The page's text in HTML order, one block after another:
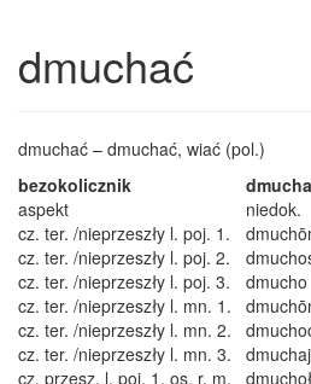
dmuchać
dmuchać – dmuchać, wiać (pol.)
bezokolicznik
aspekt
niedok.
cz. ter. /nieprzeszły l. poj. 1.
cz. ter. /nieprzeszły l. poj. 2.
cz. ter. /nieprzeszły l. poj. 3.
dmucho
cz. ter. /nieprzeszły l. mn. 1.
cz. ter. /nieprzeszły l. mn. 2.
cz. ter. /nieprzeszły l. mn. 3.
cz. przesz. l. poj. 1. os. r. m.